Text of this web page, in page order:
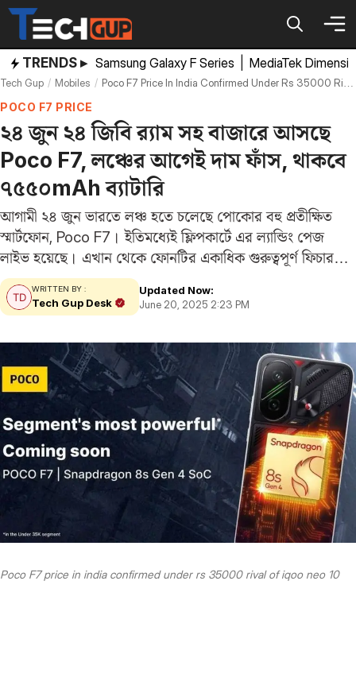
Skip
content
TRENDS ▸ Samsung Galaxy F Series MediaTek
Tech Gup Mobiles Poco F7 Price In India Confirmed Under Rs 35000 Rival Of Iqoo Neo 10
POCO F7 PRICE
২৪ জুন ২৪ জিবি র‌্যাম সহ বাজারে আসছে
Poco F7, লঞ্চের আগেই দাম ফাঁস, থাকবে
৭৫৫০mAh ব্যাটারি
আগামী ২৪ জুন ভারতে লঞ্চ হতে চলেছে পোকোর বহু প্রতীক্ষিত
স্মার্টফোন, Poco F7। ইতিমধ্যেই ফ্লিপকার্টে এর ল্যান্ডিং পেজ
লাইভ হয়েছে। এখান থেকে ফোনটির একাধিক গুরুত্বপূর্ণ ফিচার
সামনে এসেছে। জানা গেছে এই ডিভাইসে থাকবে স্ন্যাপড্রাগন ৮
সিরিজের প্রসেসর, ৭৫৫০ এমএএইচ ব্যাটারি…
WRITTEN BY :
Tech Gup Desk
Updated Now:
June 20, 2025 2:23 PM
Poco F7 price in india confirmed under rs 35000 rival of iqoo neo 10